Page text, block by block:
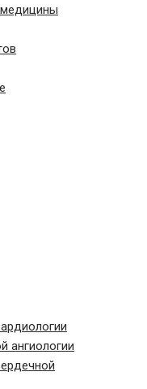
медицины
ангиологии